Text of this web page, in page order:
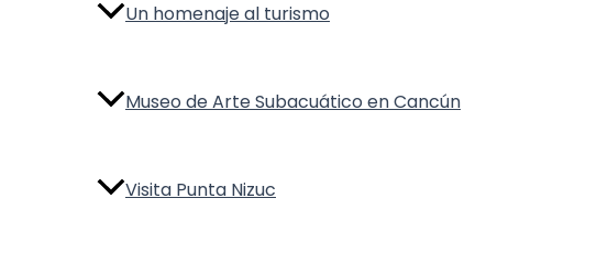
Un homenaje al turismo
Museo de Arte Subacuático en Cancún
Visita Punta Nizuc